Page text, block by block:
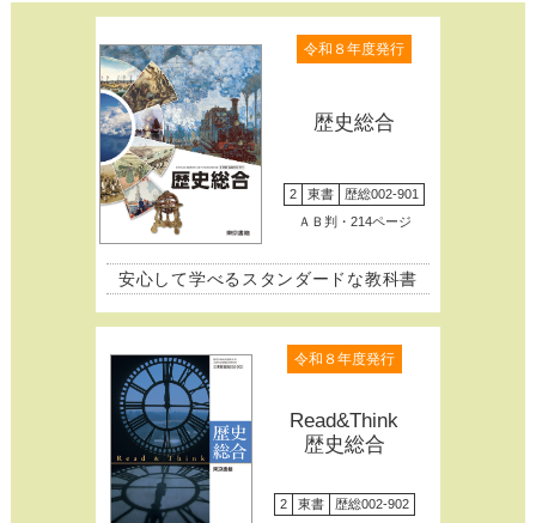
令和８年度発行
歴史総合
2 東書
歴総002-901
ＡＢ判・214ページ
安心して学べるスタンダードな教科書
令和８年度発行
Read&Think
歴史総合
2 東書
歴総002-902